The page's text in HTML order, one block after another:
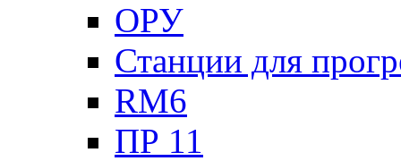
ОРУ
Станции для
RM6
ПР 11